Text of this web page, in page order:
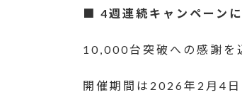
■ 4週連続キャンペーン
10,000台突破への感謝を
開催期間は2026年2月4日